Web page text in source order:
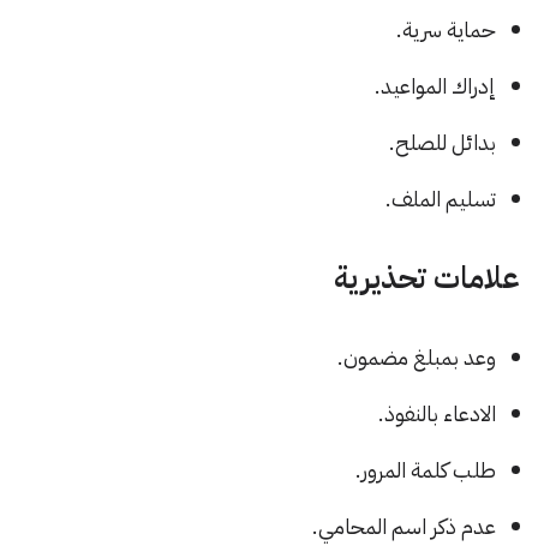
حماية سرية.
إدراك المواعيد.
بدائل للصلح.
تسليم الملف.
علامات تحذيرية
وعد بمبلغ مضمون.
الادعاء بالنفوذ.
طلب كلمة المرور.
عدم ذكر اسم المحامي.